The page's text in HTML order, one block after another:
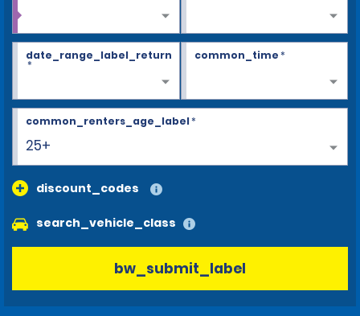
date_range_label_return
*
common_time*
25+
common_renters_age_label*
discount_codes
search_vehicle_class
bw_submit_label